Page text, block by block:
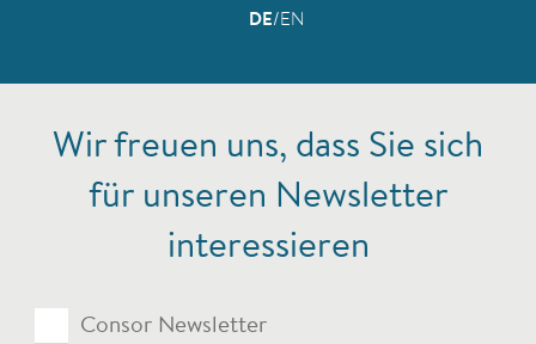
DE EN
Wir freuen uns, dass Sie sich
für unseren Newsletter
interessieren
TopicsConsor Newsletter